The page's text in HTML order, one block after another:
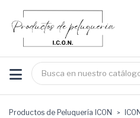
Productos de Peluquería ICON